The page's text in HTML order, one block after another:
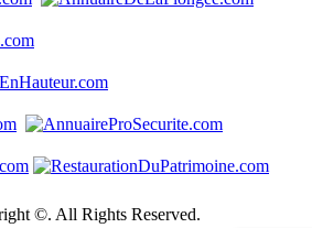
©. All Rights Reserved.